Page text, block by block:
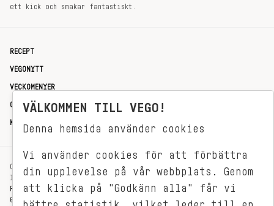
ett kick och smakar fantastiskt.
RECEPT
VEGONYTT
VECKOMENYER
OM OSS
KONTAKT
OXENSTIERNSGATAN 33
114 27 STOCKHOLM
REDAKTIONEN@VEGOMAGASINET.SE
08-799 62 01
VÄLKOMMEN TILL VEGO!
Denna hemsida använder cookies
Vi använder cookies för att förbättra
din upplevelse på vår webbplats. Genom
att klicka på "Godkänn alla" får vi